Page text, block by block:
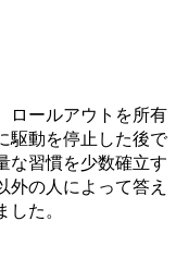
ロールアウトを所有
駆動を停止した後で
な習慣を少数確立す
外の人によって答え
た。